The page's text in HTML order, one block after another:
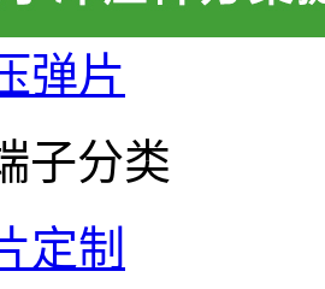
弹片
子分类
定制